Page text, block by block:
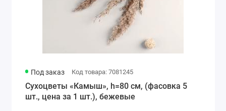
Под заказ Код товара: 7081245
Сухоцветы «Камыш», h=80 см, (фасовка 5
шт., цена за 1 шт.), бежевые